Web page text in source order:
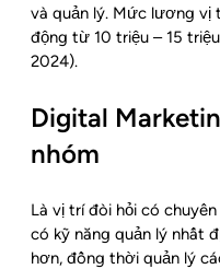
và quản lý. Mức lương vị
động từ 10 triệu – 15
2024).
Digital
nhóm
Là vị trí đòi hỏi có
có kỹ năng quản lý nhất
hơn, đồng thời quản lý